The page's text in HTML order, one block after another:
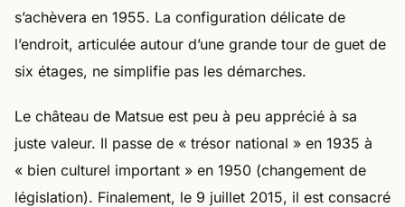
s’achèvera en 1955. La configuration délicate de
l’endroit, articulée autour d’une grande tour de guet de
six étages, ne simplifie pas les démarches.
Le château de Matsue est peu à peu apprécié à sa
juste valeur. Il passe de « trésor national » en 1935 à
« bien culturel important » en 1950 (changement de
législation). Finalement, le 9 juillet 2015, il est consacré